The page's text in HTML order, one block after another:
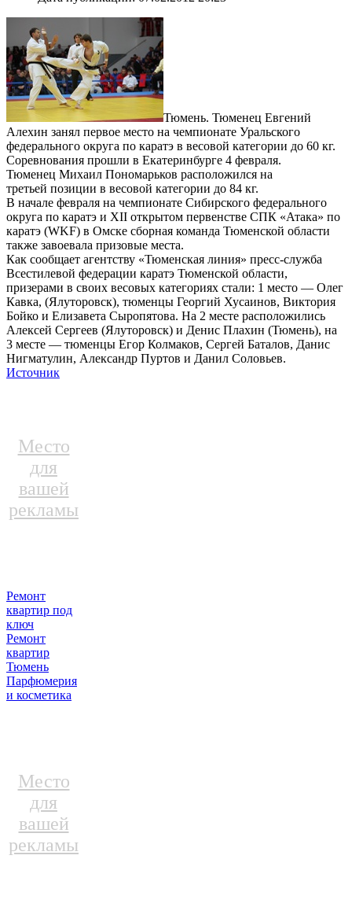
Тюмень. Тюменец Евгений
Алехин занял первое место на чемпионате Уральского
федерального округа по каратэ в весовой категории до 60 кг.
Соревнования прошли в Екатеринбурге 4 февраля.
Тюменец Михаил Пономарьков расположился на
третьей позиции в весовой категории до 84 кг.
В начале февраля на чемпионате Сибирского федерального
округа по каратэ и XII открытом первенстве СПК «Атака» по
каратэ (WKF) в Омске сборная команда Тюменской области
также завоевала призовые места.
Как сообщает агентству «Тюменская линия» пресс-служба
Всестилевой федерации каратэ Тюменской области,
призерами в своих весовых категориях стали: 1 место — Олег
Кавка, (Ялуторовск), тюменцы Георгий Хусаинов, Виктория
Бойко и Елизавета Сыропятова. На 2 месте расположились
Алексей Сергеев (Ялуторовск) и Денис Плахин (Тюмень), на
3 месте — тюменцы Егор Колмаков, Сергей Баталов, Данис
Нигматулин, Александр Пуртов и Данил Соловьев.
Источник
Место
для
вашей
рекламы
Ремонт
квартир под
ключ
Ремонт
квартир
Тюмень
Парфюмерия
и косметика
Место
для
вашей
рекламы